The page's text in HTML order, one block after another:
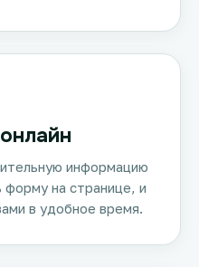
информацию
форму на странице, и
в удобное время.